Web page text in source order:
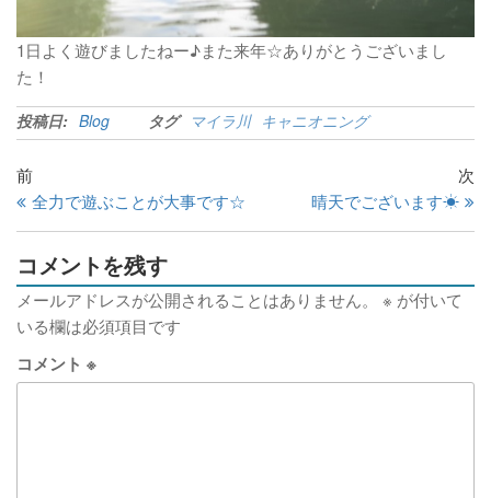
1日よく遊びましたねー♪また来年☆ありがとうございまし
た！
投稿日: Blog タグ マイラ川 キャニオニング
前
全力で遊ぶことが大事です☆
次
晴天でございます☀
コメントを残す
メールアドレスが公開されることはありません。 ※ が付いて
いる欄は必須項目です
コメント ※